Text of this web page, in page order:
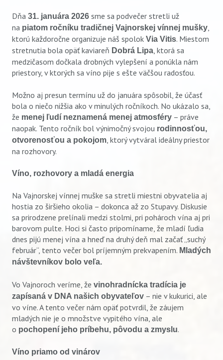
Dňa 31. januára 2026 sme sa podvečer stretli už
na piatom ročníku tradičnej Vajnorskej vínnej mušky,
ktorú každoročne organizuje náš spolok Via Vitis. Miestom
stretnutia bola opäť kaviareň Dobrá Lipa, ktorá sa
medzičasom dočkala drobných vylepšení a ponúkla nám
priestory, v ktorých sa víno pije s ešte väčšou radosťou.
Možno aj presun termínu už do januára spôsobil, že účasť
bola o niečo nižšia ako v minulých ročníkoch. No ukázalo sa,
že menej ľudí neznamená menej atmosféry – práve
naopak. Tento ročník bol výnimočný svojou rodinnosťou,
otvorenosťou a pokojom , ktorý vytváral ideálny priestor
na rozhovory.
Víno, rozhovory a mladá energia
Na Vajnorskej vínnej muške sa stretli miestni obyvatelia aj
hostia zo širšieho okolia – dokonca až zo Stupavy. Diskusie
sa prirodzene prelínali medzi stolmi, pri pohároch vína aj pri
barovom pulte. Hoci si často pripomíname, že mladí ľudia
dnes pijú menej vína a hneď na druhý deň mal začať „suchý
február“, tento večer bol príjemným prekvapením. Mladých
návštevníkov bolo veľa.
Vo Vajnoroch veríme, že vinohradnícka tradícia je
zapísaná v DNA našich obyvateľov – nie v kukurici, ale
vo víne. A tento večer nám opäť potvrdil, že záujem
mladých nie je o množstve vypitého vína, ale
o pochopení jeho príbehu, pôvodu a zmyslu.
Víno priamo od vinárov